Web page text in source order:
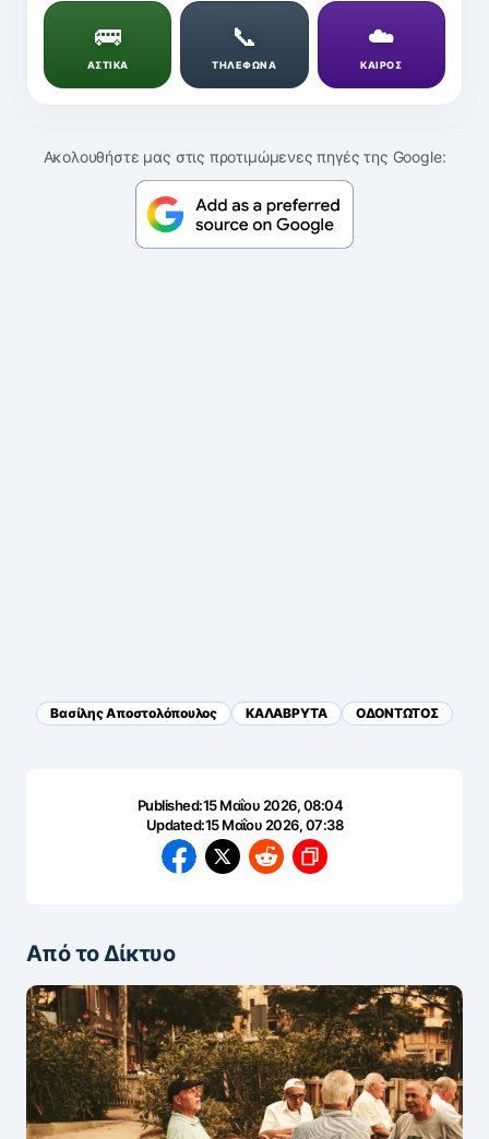
🚌
ΑΣΤΙΚΑ
📞
ΤΗΛΕΦΩΝΑ
☁️
ΚΑΙΡΟΣ
Ακολουθήστε μας στις προτιμώμενες πηγές της Google:
Βασίλης Αποστολόπουλος ΚΑΛΑΒΡΥΤΑ ΟΔΟΝΤΩΤΟΣ
Published:15 Μαΐου 2026, 08:04
Updated:15 Μαΐου 2026, 07:38
Από το Δίκτυο